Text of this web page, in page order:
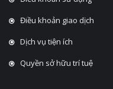
Điều khoản giao dịch
Dịch vụ tiện ích
Quyền sở hữu trí tuệ